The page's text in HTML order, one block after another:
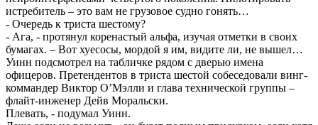
истребитель – это вам не грузовое судно гонять…
- Очередь к триста шестому?
- Ага, - протянул коренастый альфа, изучая отметки в своих
бумагах. – Вот хуесосы, мордой я им, видите ли, не вышел…
Уинн подсмотрел на табличке рядом с дверью имена
офицеров. Претендентов в триста шестой собеседовали винг-
коммандер Виктор О’Мэлли и глава технической группы –
флайт-инженер Дейв Моральски.
Плевать, - подумал Уинн.